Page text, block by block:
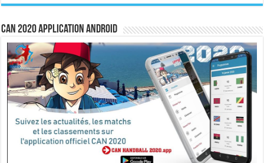
CAN 2020 Application Android